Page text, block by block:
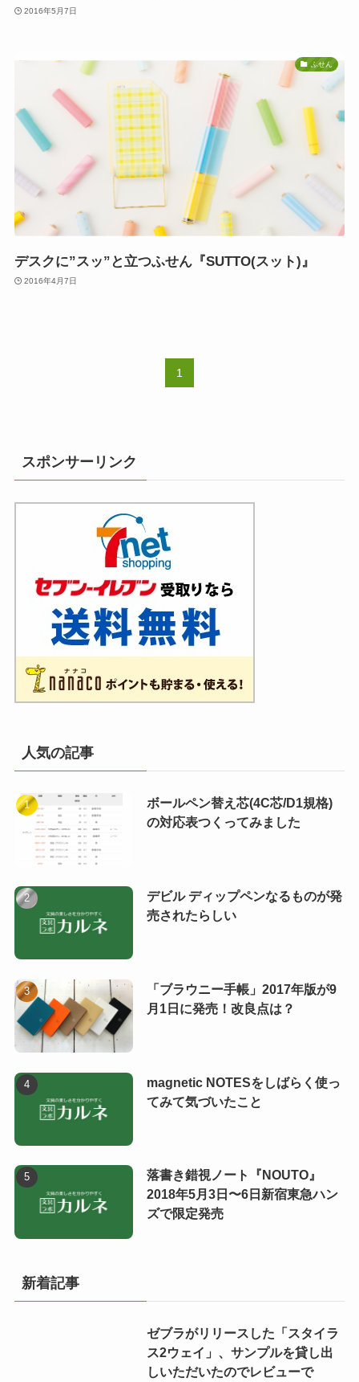
2016年5月7日
ふせん
デスクに”スッ”と立つふせん『SUTTO(スット)』
2016年4月7日
1
スポンサーリンク
人気の記事
ボールペン替え芯(4C芯/D1規格)
の対応表つくってみました
デビル ディップペンなるものが発
売されたらしい
「ブラウニー手帳」2017年版が9
月1日に発売！改良点は？
magnetic NOTESをしばらく使っ
てみて気づいたこと
落書き錯視ノート『NOUTO』
2018年5月3日〜6日新宿東急ハン
ズで限定発売
新着記事
ゼブラがリリースした「スタイラ
ス2ウェイ」、サンプルを貸し出
しいただいたのでレビューで